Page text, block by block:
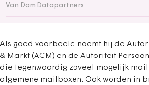
Van Dam Datapartners
Als goed voorbeeld noemt hij de
& Markt (ACM) en de Autoriteit
die tegenwoordig zoveel mogelijk
algemene mailboxen. Ook worden in